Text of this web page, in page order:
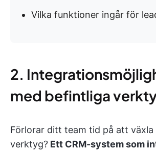
Vilka funktioner ingår för
2.
med befintliga
Förlorar ditt team tid på att växla
verktyg? Ett CRM-system som